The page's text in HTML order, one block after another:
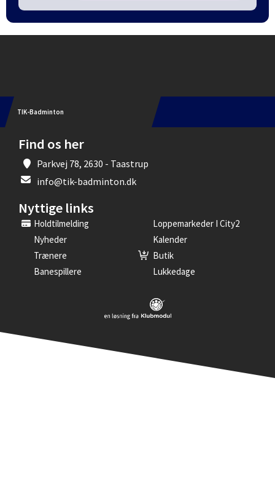
TIK-Badminton
Find os her
Parkvej 78, 2630 - Taastrup
info@tik-badminton.dk
Nyttige links
Holdtilmelding
Loppemarkeder I City2
Nyheder
Kalender
Trænere
Butik
Banespillere
Lukkedage